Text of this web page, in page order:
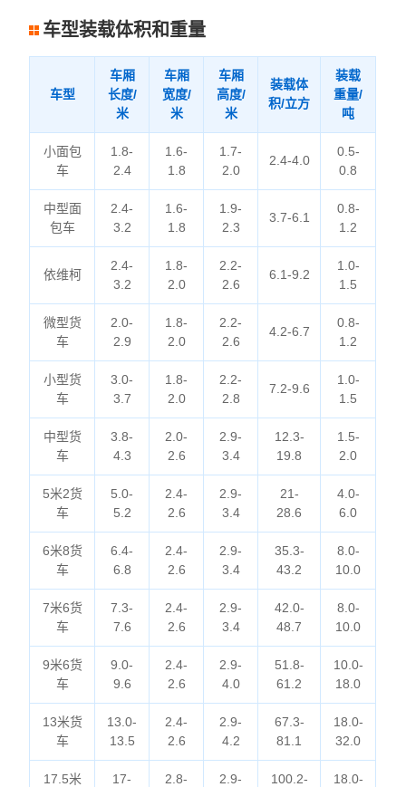
车型装载体积和重量
车型
车厢
长度/
米
车厢
宽度/
米
车厢
高度/
米
装载体
积/立方
装载
重量/
吨
小面包
车
1.8-
2.4
1.6-
1.8
1.7-
2.0
2.4-4.0
0.5-
0.8
中型面
包车
2.4-
3.2
1.6-
1.8
1.9-
2.3
3.7-6.1
0.8-
1.2
依维柯
2.4-
3.2
1.8-
2.0
2.2-
2.6
6.1-9.2
1.0-
1.5
微型货
车
2.0-
2.9
1.8-
2.0
2.2-
2.6
4.2-6.7
0.8-
1.2
小型货
车
3.0-
3.7
1.8-
2.0
2.2-
2.8
7.2-9.6
1.0-
1.5
中型货
车
3.8-
4.3
2.0-
2.6
2.9-
3.4
12.3-
19.8
1.5-
2.0
5米2货
车
5.0-
5.2
2.4-
2.6
2.9-
3.4
21-
28.6
4.0-
6.0
6米8货
车
6.4-
6.8
2.4-
2.6
2.9-
3.4
35.3-
43.2
8.0-
10.0
7米6货
车
7.3-
7.6
2.4-
2.6
2.9-
3.4
42.0-
48.7
8.0-
10.0
9米6货
车
9.0-
9.6
2.4-
2.6
2.9-
4.0
51.8-
61.2
10.0-
18.0
13米货
车
13.0-
13.5
2.4-
2.6
2.9-
4.2
67.3-
81.1
18.0-
32.0
17.5米
17-
2.8-
2.9-
100.2-
18.0-